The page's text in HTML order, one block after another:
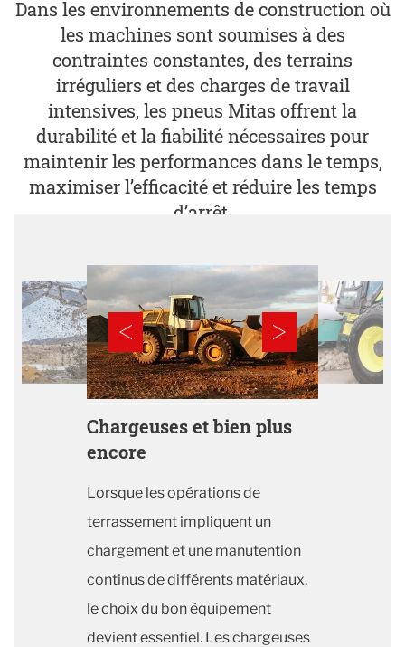
Dans les environnements de construction où
les machines sont soumises à des
contraintes constantes, des terrains
irréguliers et des charges de travail
intensives, les pneus Mitas offrent la
durabilité et la fiabilité nécessaires pour
maintenir les performances dans le temps,
maximiser l’efficacité et réduire les temps
d’arrêt.
Chargeuses et bien plus
encore
Lorsque les opérations de
terrassement impliquent un
chargement et une manutention
continus de différents matériaux,
le choix du bon équipement
devient essentiel. Les chargeuses